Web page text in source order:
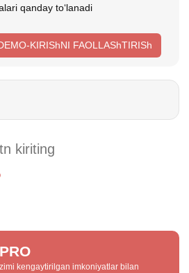
qanday toʻlanadi
KIRIShNI FAOLLAShTIRISh
PRO
kengaytirilgan imkoniyatlar bilan